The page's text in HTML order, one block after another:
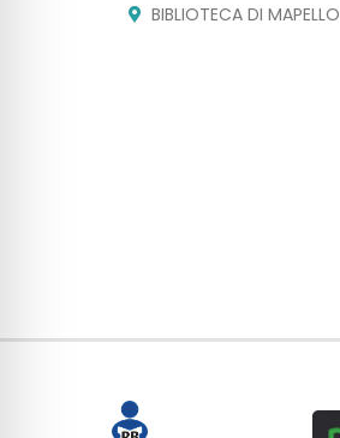
BIBLIOTECA DI MAPELLO